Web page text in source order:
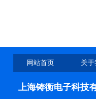
网站首页 关
上海铸衡电子科技